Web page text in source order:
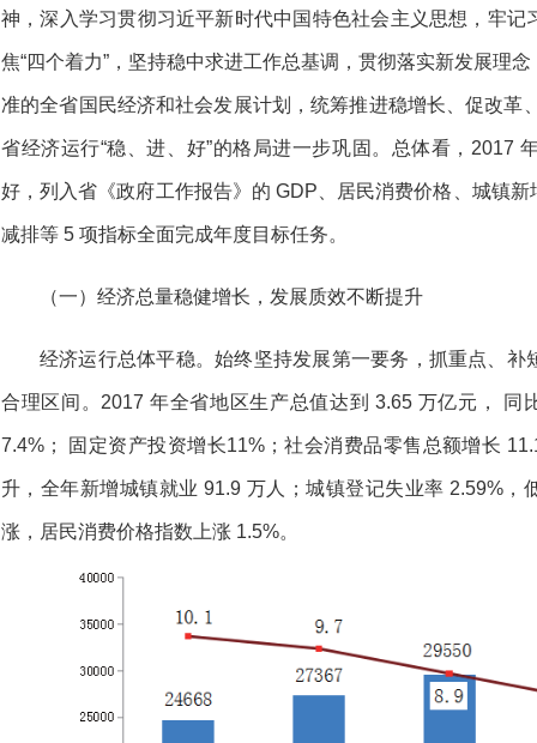
神，深入学习贯彻习近平新时代中国特色社会主义思想，牢
焦“四个着力”，坚持稳中求进工作总基调，贯彻落实新发展理
准的全省国民经济和社会发展计划，统筹推进稳增长、促改革
省经济运行“稳、进、好”的格局进一步巩固。总体看，2017
好，列入省《政府工作报告》的 GDP、居民消费价格、城镇
减排等 5 项指标全面完成年度目标任务。
（一）经济总量稳健增长，发展质效不断提升
经济运行总体平稳。始终坚持发展第一要务，抓重点、
合理区间。2017 年全省地区生产总值达到 3.65 万亿元， 同
7.4%； 固定资产投资增长11%；社会消费品零售总额增长
升，全年新增城镇就业 91.9 万人；城镇登记失业率 2.59%，
涨，居民消费价格指数上涨 1.5%。